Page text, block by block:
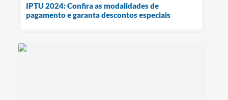
IPTU 2024: Confira as modalidades de
pagamento e garanta descontos especiais